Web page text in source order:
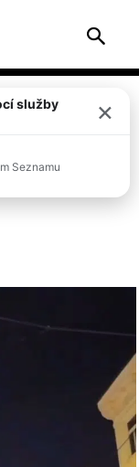
tři
služby
×
Seznamu